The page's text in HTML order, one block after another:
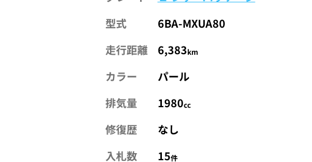
型式
6BA-MXUA80
走行距離
6,383km
カラー
パール
排気量
1980cc
修復歴
なし
入札数
15件